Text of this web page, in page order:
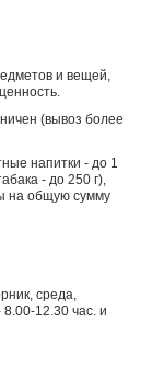
и вещей,
(вывоз более
напитки - до 1
- до 250 г),
на общую сумму
среда,
12.30 час. и